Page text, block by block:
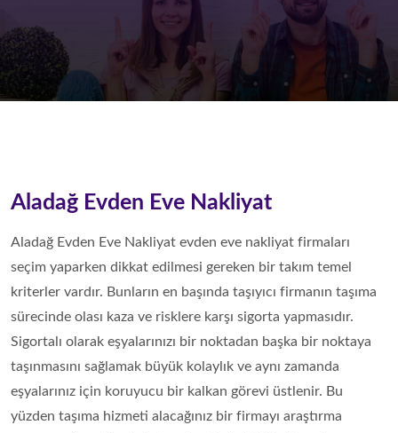
Aladağ Evden Eve Nakliyat
Aladağ Evden Eve Nakliyat evden eve nakliyat firmaları
seçim yaparken dikkat edilmesi gereken bir takım temel
kriterler vardır. Bunların en başında taşıyıcı firmanın taşıma
sürecinde olası kaza ve risklere karşı sigorta yapmasıdır.
Sigortalı olarak eşyalarınızı bir noktadan başka bir noktaya
taşınmasını sağlamak büyük kolaylık ve aynı zamanda
eşyalarınız için koruyucu bir kalkan görevi üstlenir. Bu
yüzden taşıma hizmeti alacağınız bir firmayı araştırma